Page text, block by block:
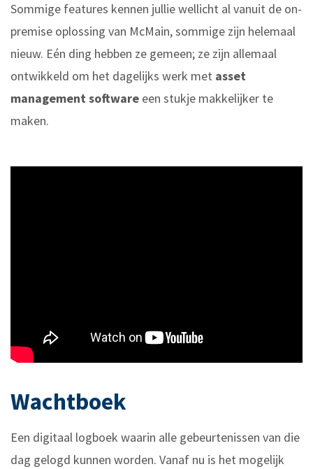
Sommige features kennen jullie wellicht al vanuit de on-
premise oplossing van McMain, sommige zijn helemaal
nieuw. Eén ding hebben ze gemeen; ze zijn allemaal
ontwikkeld om het dagelijks werk met asset
management software een stukje makkelijker te
maken.
Wachtboek
Een digitaal logboek waarin alle gebeurtenissen van die
dag gelogd kunnen worden. Vanaf nu is het mogelijk